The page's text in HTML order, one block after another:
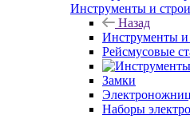
Инструменты и
Назад
Инструменты и
Рейсмусовые
Замки
Наборы